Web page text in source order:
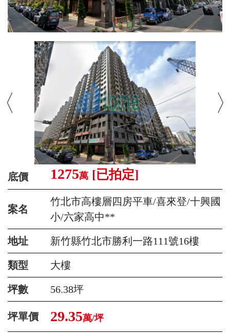
底價 1275萬 [已拍定]
案名
竹北市高樓層四房平車/喜來登/十興國
小/六家高中**
地址 新竹縣竹北市勝利一路111號16樓
類型 大樓
坪數 56.38坪
坪單價 29.35萬/坪